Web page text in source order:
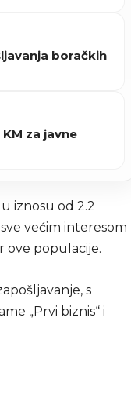
boračkih
za javne
iznosu od 2.2
većim interesom
ove populacije.
s
„Prvi biznis“ i